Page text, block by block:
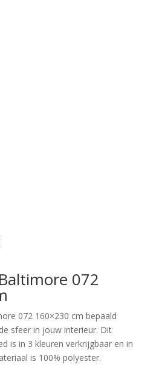
072
072 160×230 cm bepaald
sfeer in jouw interieur. Dit
is in 3 kleuren verkrijgbaar en in
is 100% polyester.